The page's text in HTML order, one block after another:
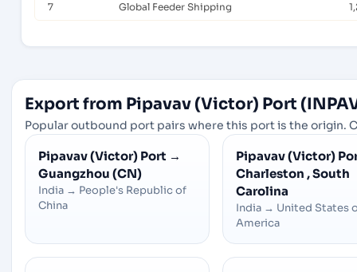
7 Global Feeder Shipping
Export from Pipavav (Victor) Port
Popular outbound port pairs where this port is the origin.
Pipavav (Victor) Port →
Guangzhou (CN)
India → People's Republic of
China
Pipavav (Victor)
Charleston , South
Carolina
India → United States
America